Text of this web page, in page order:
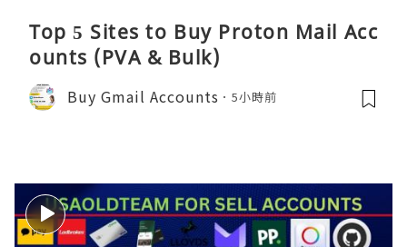
Top 5 Sites to Buy Proton Mail Acc
ounts (PVA & Bulk)
Buy Gmail Accounts 5小時前